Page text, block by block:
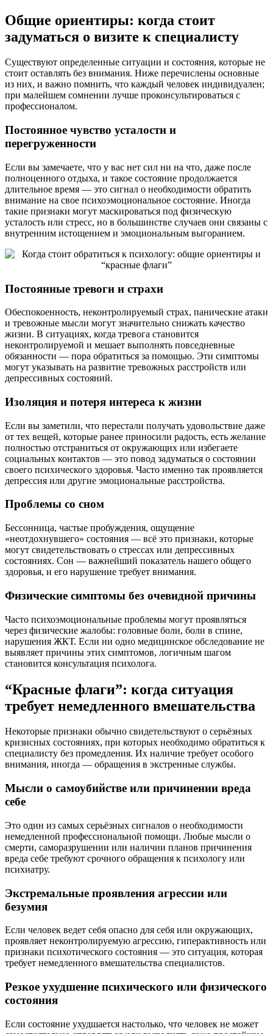
Общие ориентиры: когда стоит
задуматься о визите к специалисту
Существуют определенные ситуации и состояния, которые не
стоит оставлять без внимания. Ниже перечислены основные
из них, и важно помнить, что каждый человек индивидуален;
при малейшем сомнении лучше проконсультироваться с
профессионалом.
Постоянное чувство усталости и
перегруженности
Если вы замечаете, что у вас нет сил ни на что, даже после
полноценного отдыха, и такое состояние продолжается
длительное время — это сигнал о необходимости обратить
внимание на свое психоэмоциональное состояние. Иногда
такие признаки могут маскироваться под физическую
усталость или стресс, но в большинстве случаев они связаны с
внутренним истощением и эмоциональным выгоранием.
Постоянные тревоги и страхи
Обеспокоенность, неконтролируемый страх, панические атаки
и тревожные мысли могут значительно снижать качество
жизни. В ситуациях, когда тревога становится
неконтролируемой и мешает выполнять повседневные
обязанности — пора обратиться за помощью. Эти симптомы
могут указывать на развитие тревожных расстройств или
депрессивных состояний.
Изоляция и потеря интереса к жизни
Если вы заметили, что перестали получать удовольствие даже
от тех вещей, которые ранее приносили радость, есть желание
полностью отстраниться от окружающих или избегаете
социальных контактов — это повод задуматься о состоянии
своего психического здоровья. Часто именно так проявляется
депрессия или другие эмоциональные расстройства.
Проблемы со сном
Бессонница, частые пробуждения, ощущение
«неотдохнувшего» состояния — всё это признаки, которые
могут свидетельствовать о стрессах или депрессивных
состояниях. Сон — важнейший показатель нашего общего
здоровья, и его нарушение требует внимания.
Физические симптомы без очевидной причины
Часто психоэмоциональные проблемы могут проявляться
через физические жалобы: головные боли, боли в спине,
нарушения ЖКТ. Если ни одно медицинское обследование не
выявляет причины этих симптомов, логичным шагом
становится консультация психолога.
“Красные флаги”: когда ситуация
требует немедленного вмешательства
Некоторые признаки обычно свидетельствуют о серьёзных
кризисных состояниях, при которых необходимо обратиться к
специалисту без промедления. Их наличие требует особого
внимания, иногда — обращения в экстренные службы.
Мысли о самоубийстве или причинении вреда
себе
Это один из самых серьёзных сигналов о необходимости
немедленной профессиональной помощи. Любые мысли о
смерти, саморазрушении или наличии планов причинения
вреда себе требуют срочного обращения к психологу или
психиатру.
Экстремальные проявления агрессии или
безумия
Если человек ведет себя опасно для себя или окружающих,
проявляет неконтролируемую агрессию, гиперактивность или
признаки психотического состояния — это ситуация, которая
требует немедленного вмешательства специалистов.
Резкое ухудшение психического или физического
состояния
Если состояние ухудшается настолько, что человек не может